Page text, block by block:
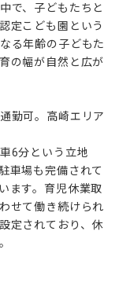
で、子どもたちと
定こども園という
る年齢の子どもた
の幅が自然と広が
勤可。高崎エリア
6分という立地
車場も完備されて
ます。育児休業取
せて働き続けられ
定されており、休